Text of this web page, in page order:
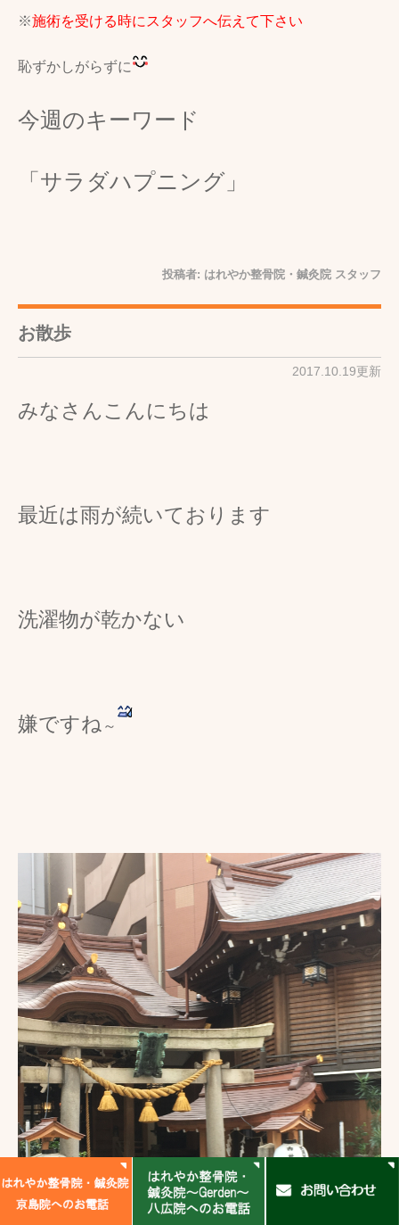
※施術を受ける時にスタッフへ伝えて下さい
恥ずかしがらずに
今週のキーワード
「サラダハプニング」
投稿者: はれやか整骨院・鍼灸院 スタッフ
お散歩
2017.10.19更新
みなさんこんにちは
最近は雨が続いております
洗濯物が乾かない
嫌ですね ～